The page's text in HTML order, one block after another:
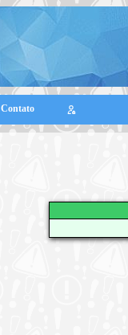
Contato